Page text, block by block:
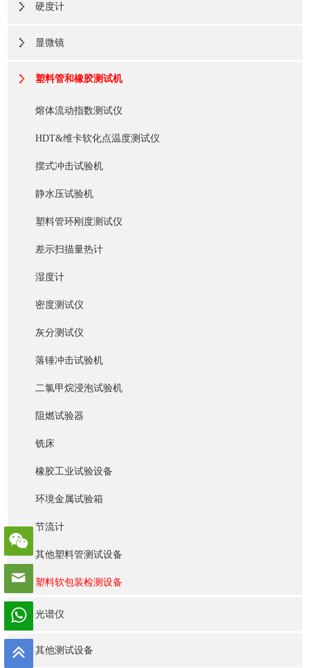
硬度计
显微镜
塑料管和橡胶测试机
熔体流动指数测试仪
HDT&维卡软化点温度测试仪
摆式冲击试验机
静水压试验机
塑料管环刚度测试仪
差示扫描量热计
湿度计
密度测试仪
灰分测试仪
落锤冲击试验机
二氯甲烷浸泡试验机
阻燃试验器
铣床
橡胶工业试验设备
环境金属试验箱
节流计
其他塑料管测试设备
塑料软包装检测设备
光谱仪
其他测试设备